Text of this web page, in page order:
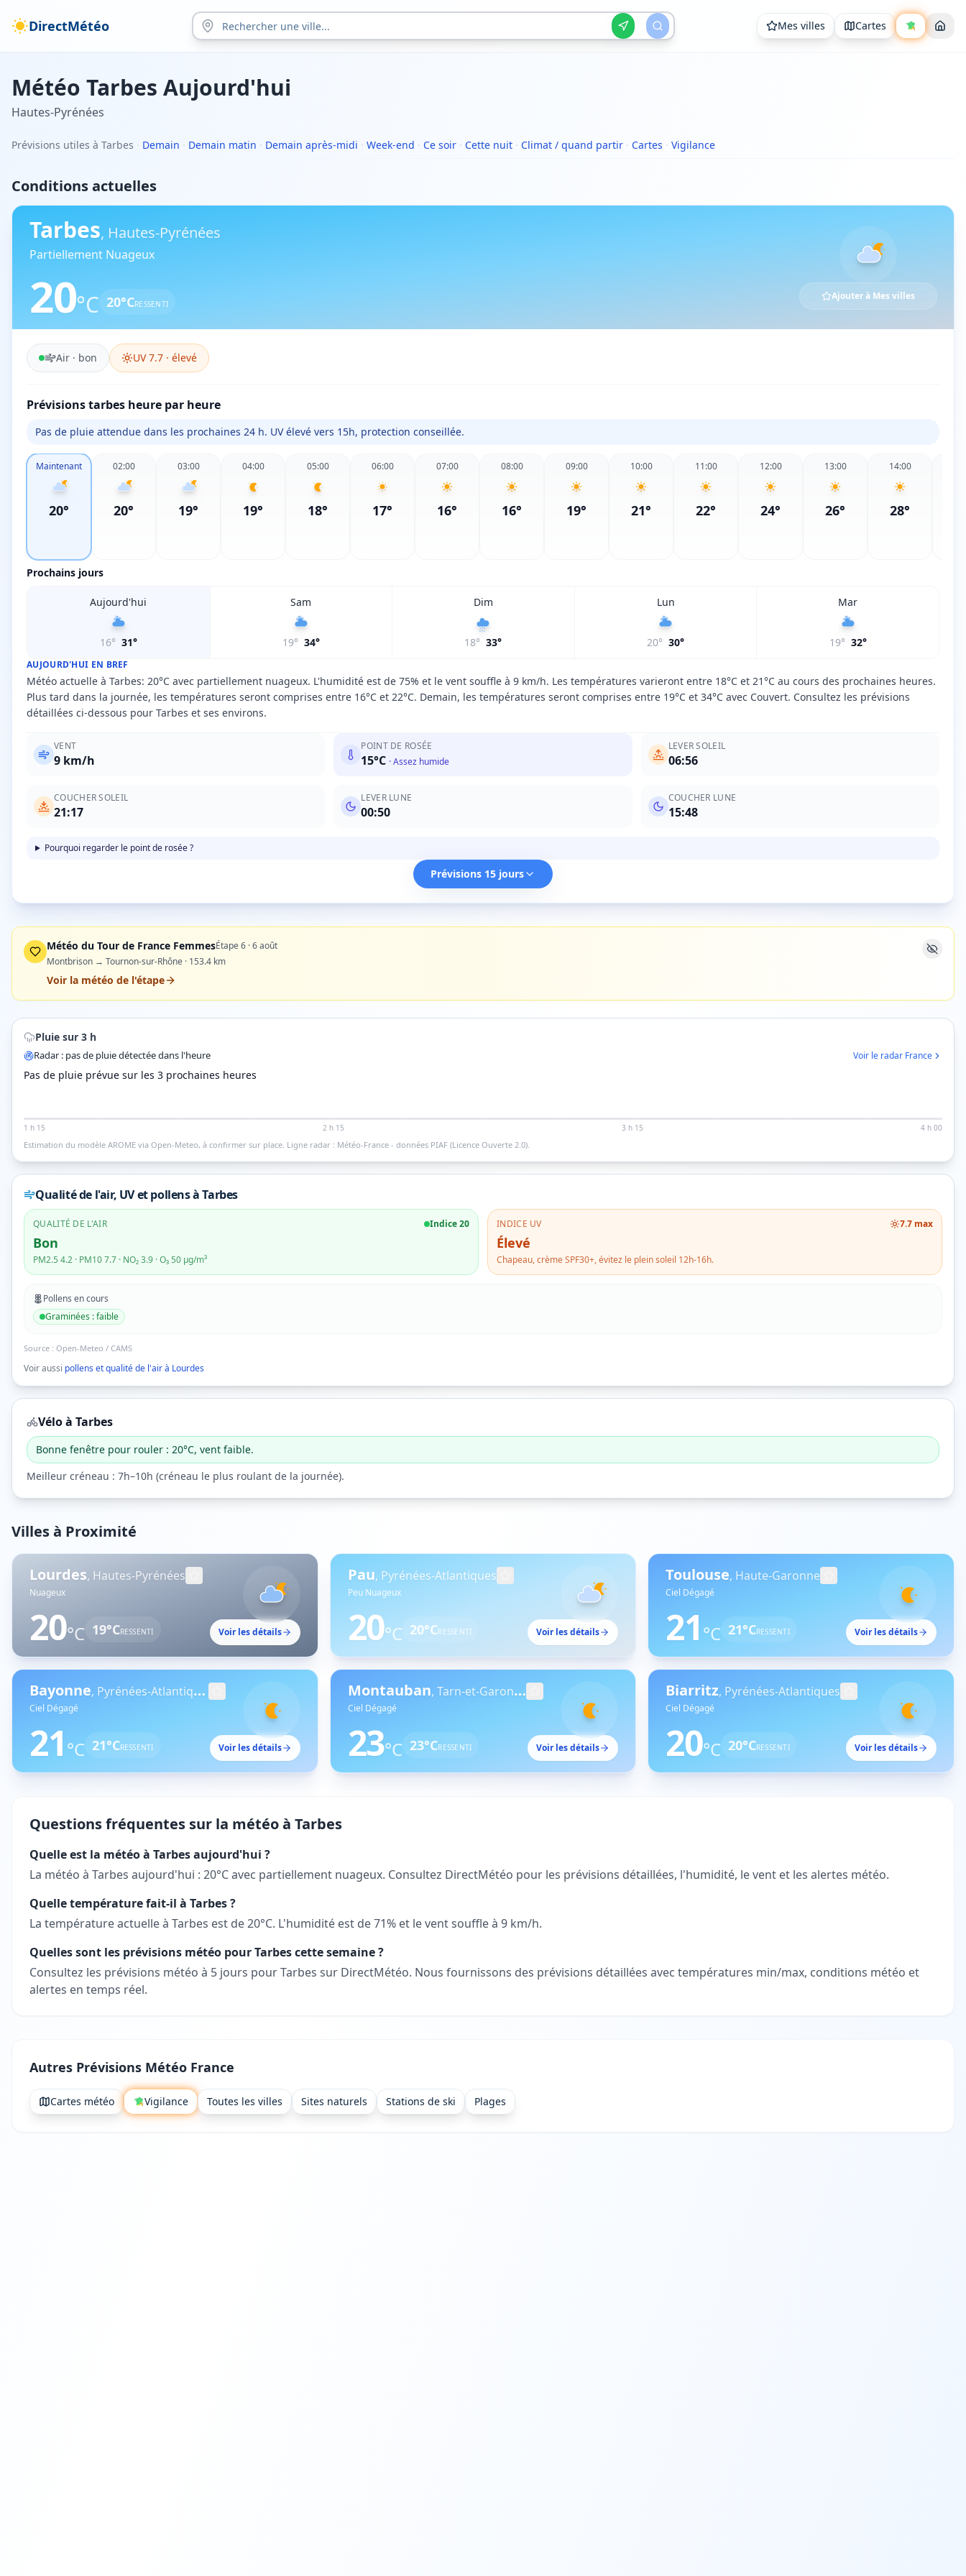
DirectMétéo Mes villes Cartes
Météo Tarbes Aujourd'hui
Hautes-Pyrénées
Prévisions utiles à Tarbes · Demain · Demain matin · Demain après-midi · Week-end · Ce soir · Cette nuit · Climat / quand partir · Cartes · Vigilance
Conditions actuelles
Tarbes, Hautes-Pyrénées
Partiellement Nuageux
20°C 20°CRESSENTI
Ajouter à Mes villes
Air · bon UV7.7 · élevé
AUJOURD'HUI EN BREF
Météo actuelle à Tarbes: 20°C avec partiellement nuageux. L'humidité est de 75% et le vent souffle à 9 km/h. Les températures varieront entre 18°C et 21°C au cours des prochaines heures.
Plus tard dans la journée, les températures seront comprises entre 16°C et 22°C. Demain, les températures seront comprises entre 19°C et 34°C avec Couvert. Consultez les prévisions
détaillées ci-dessous pour Tarbes et ses environs.
VENT
9 km/h
POINT DE ROSÉE
15°C ·Assez humide
LEVER SOLEIL
06:56
COUCHER SOLEIL
21:17
LEVER LUNE
00:50
COUCHER LUNE
15:48
Pourquoi regarder le point de rosée ?
Prévisions tarbes heure par heure
Pas de pluie attendue dans les prochaines 24 h. UV élevé vers 15h, protection conseillée.
Maintenant
20°
02:00
20°
03:00
19°
04:00
19°
05:00
18°
06:00
17°
07:00
16°
08:00
16°
09:00
19°
10:00
21°
11:00
22°
12:00
24°
13:00
26°
14:00
28°
Prochains jours
Aujourd'hui
16° 31°
Sam
19° 34°
Dim
18° 33°
Lun
20° 30°
Mar
19° 32°
Prévisions 15 jours
Météo du Tour de France FemmesÉtape6 ·6 août
Montbrison → Tournon-sur-Rhône · 153.4 km
Voir la météo de l'étape
Pluie sur 3 h
Radar : pas de pluie détectée dans l'heure Voir le radar France
Pas de pluie prévue sur les 3 prochaines heures
1 h 15 2 h 15 3 h 15 4 h 00
Estimation du modèle AROME via Open-Meteo, à confirmer sur place. Ligne radar : Météo-France - données PIAF (Licence Ouverte 2.0).
Qualité de l'air, UV et pollensà Tarbes
QUALITÉ DE L'AIR Indice20
Bon
PM2.5 4.2 · PM107.7 · NO₂3.9 · O₃50 µg/m³
INDICE UV 7.7 max
Élevé
Chapeau, crème SPF30+, évitez le plein soleil 12h-16h.
Pollens en cours
Graminées :faible
Source : Open-Meteo / CAMS
Voir aussi pollens et qualité de l'air à Lourdes
Vélo à Tarbes
Bonne fenêtre pour rouler : 20°C, vent faible.
Meilleur créneau : 7h–10h (créneau le plus roulant de la journée).
Villes à Proximité
Lourdes, Hautes-Pyrénées
Nuageux
20°C 19°CRESSENTI Voir les détails
Pau, Pyrénées-Atlantiques
Peu Nuageux
20°C 20°CRESSENTI Voir les détails
Toulouse, Haute-Garonne
Ciel Dégagé
21 °C 21°CRESSENTI Voir les détails
Bayonne, Pyrénées-Atlantiques
Ciel Dégagé
21 °C 21°CRESSENTI Voir les détails
Montauban, Tarn-et-Garonne
Ciel Dégagé
23°C 23°CRESSENTI Voir les détails
Biarritz, Pyrénées-Atlantiques
Ciel Dégagé
20°C 20°CRESSENTI Voir les détails
Questions fréquentes sur la météo à Tarbes
Quelle est la météo à Tarbes aujourd'hui ?
La météo à Tarbes aujourd'hui : 20°C avec partiellement nuageux. Consultez DirectMétéo pour les prévisions détaillées, l'humidité, le vent et les alertes météo.
Quelle température fait-il à Tarbes ?
La température actuelle à Tarbes est de 20°C. L'humidité est de 71% et le vent souffle à 9 km/h.
Quelles sont les prévisions météo pour Tarbes cette semaine ?
Consultez les prévisions météo à 5 jours pour Tarbes sur DirectMétéo. Nous fournissons des prévisions détaillées avec températures min/max, conditions météo et
alertes en temps réel.
Autres Prévisions Météo France
Cartes météo Vigilance Toutes les villes Sites naturels Stations de ski Plages